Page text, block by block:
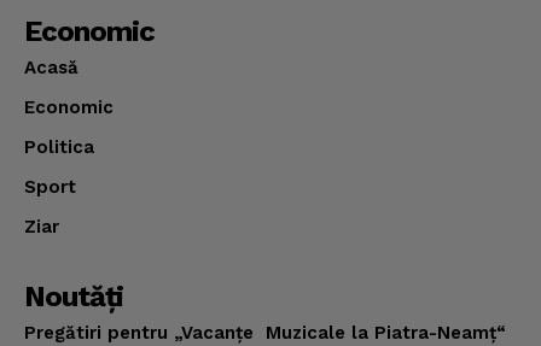
Economic
Acasă
Economic
Politica
Sport
Ziar
Noutăţi
Pregătiri pentru „Vacanţe Muzicale la Piatra-Neamţ“